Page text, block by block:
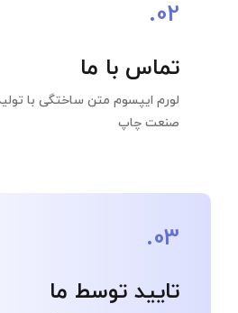
02.
تماس با ما
لورم ایپسوم متن ساختگی با
صنعت چاپ
03.
تایید توسط ما